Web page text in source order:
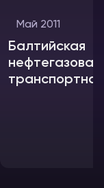
Май 2011
Балтийская
транспортная